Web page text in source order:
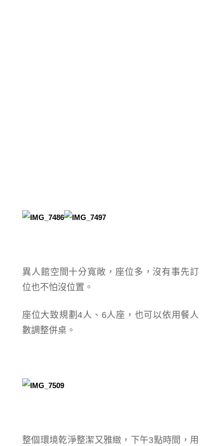
異人館空間十分寬敞，座位多，沒有事先訂
位也不怕沒位置。
座位大致規劃4人、6人座，也可以依用餐人
數調整併桌。
整個環境乾淨整潔又雅緻，下午3點時間，用